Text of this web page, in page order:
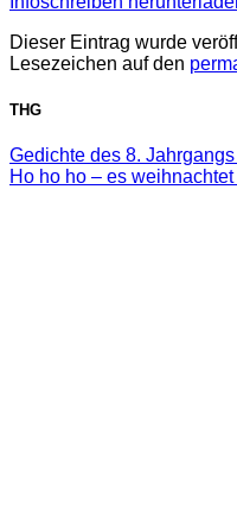
Dieser Eintrag wurde
Lesezeichen auf den
THG
Gedichte des 8.
Ho ho ho – es weihnachtet